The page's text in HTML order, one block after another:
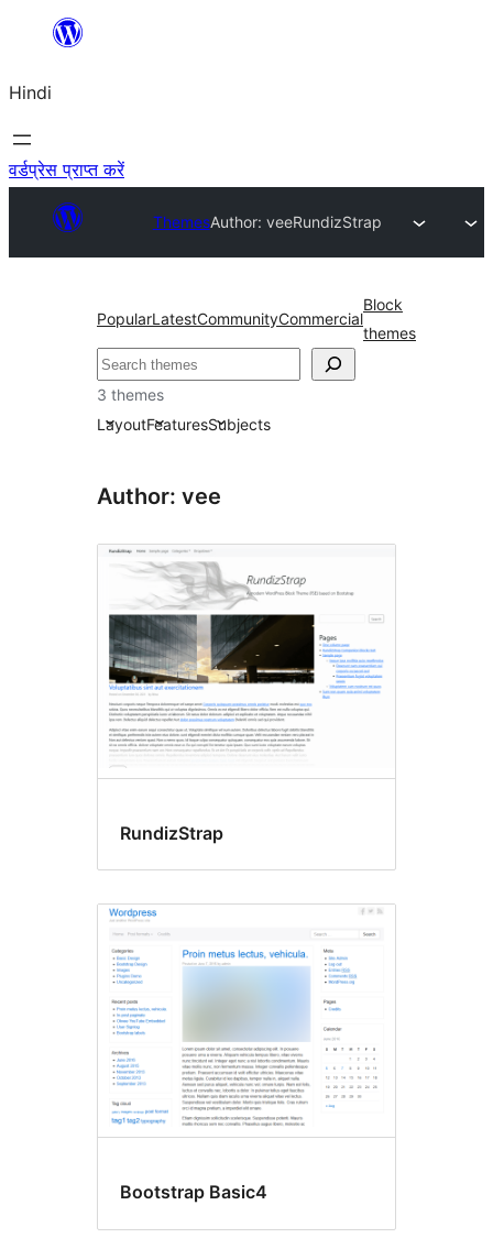
सामग्री
जाएं
Hindi
वर्डप्रेस प्राप्त करें
ThemesAuthor: veeRundizStrap
PopularLatestCommunityCommercial
Block
themes
खोजें
3 themes
LayoutFeaturesSubjects
Author: vee
RundizStrap
Bootstrap Basic4